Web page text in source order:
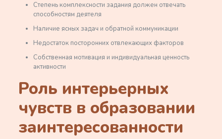
Степень комплексности задания должен отвечать
способностям деятеля
Наличие ясных задач и обратной коммуникации
Недостаток посторонних отвлекающих факторов
Собственная мотивация и индивидуальная ценность
активности
Роль интерьерных
чувств в образовании
заинтересованности